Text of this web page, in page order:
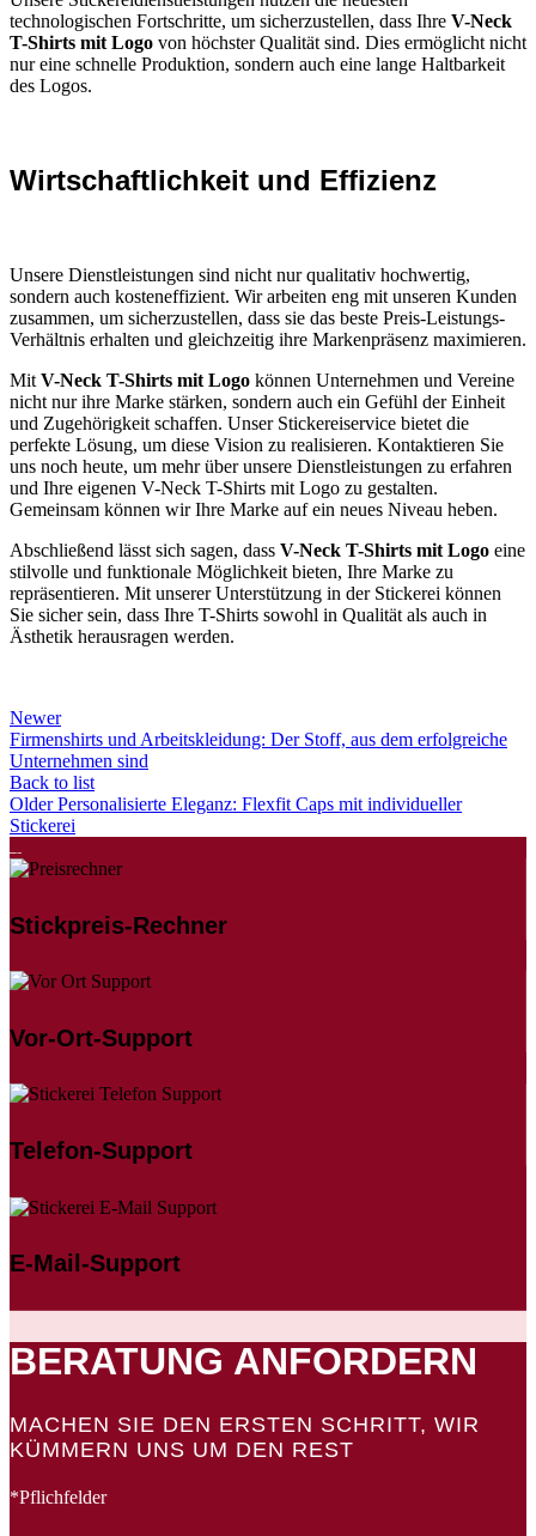
technologischen Fortschritte, um sicherzustellen, dass Ihre V-Neck
T-Shirts mit Logo von höchster Qualität sind. Dies ermöglicht nicht
nur eine schnelle Produktion, sondern auch eine lange Haltbarkeit
des Logos.
Wirtschaftlichkeit und Effizienz
Unsere Dienstleistungen sind nicht nur qualitativ hochwertig,
sondern auch kosteneffizient. Wir arbeiten eng mit unseren Kunden
zusammen, um sicherzustellen, dass sie das beste Preis-Leistungs-
Verhältnis erhalten und gleichzeitig ihre Markenpräsenz maximieren.
Mit V-Neck T-Shirts mit Logo können Unternehmen und Vereine
nicht nur ihre Marke stärken, sondern auch ein Gefühl der Einheit
und Zugehörigkeit schaffen. Unser Stickereiservice bietet die
perfekte Lösung, um diese Vision zu realisieren. Kontaktieren Sie
uns noch heute, um mehr über unsere Dienstleistungen zu erfahren
und Ihre eigenen V-Neck T-Shirts mit Logo zu gestalten.
Gemeinsam können wir Ihre Marke auf ein neues Niveau heben.
Abschließend lässt sich sagen, dass V-Neck T-Shirts mit Logo eine
stilvolle und funktionale Möglichkeit bieten, Ihre Marke zu
repräsentieren. Mit unserer Unterstützung in der Stickerei können
Sie sicher sein, dass Ihre T-Shirts sowohl in Qualität als auch in
Ästhetik herausragen werden.
Newer
Firmenshirts und Arbeitskleidung: Der Stoff, aus dem erfolgreiche
Unternehmen sind
Back to list
Older Personalisierte Eleganz: Flexfit Caps mit individueller
Stickerei
Stickpreis-Rechner
Vor-Ort-Support
Telefon-Support
E-Mail-Support
BERATUNG ANFORDERN
MACHEN SIE DEN ERSTEN SCHRITT, WIR
KÜMMERN UNS UM DEN REST
*Pflichfelder